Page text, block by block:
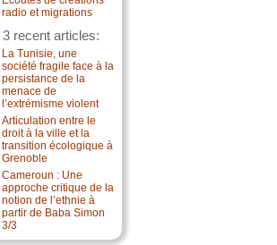
radio et migrations
3 recent articles:
La Tunisie, une
société fragile face à la
persistance de la
menace de
l’extrémisme violent
Articulation entre le
droit à la ville et la
transition écologique à
Grenoble
Cameroun : Une
approche critique de la
notion de l’ethnie à
partir de Baba Simon
3/3